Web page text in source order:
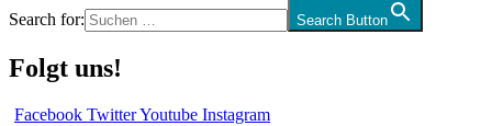
Search for: Search Button
Folgt uns!
Facebook TwitterYoutube Instagram